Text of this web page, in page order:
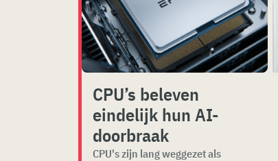
CPU’s beleven
eindelijk hun AI-
doorbraak
CPU's zijn lang weggezet als